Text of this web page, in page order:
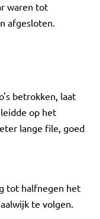
waren tot
afgesloten.
betrokken, laat
op het
lange file, goed
tot halfnegen het
te volgen.